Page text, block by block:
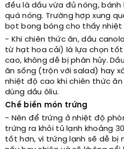
đều là dầu vừa đủ nóng,
quá nóng. Trường hợp xung
bọt bong bóng cho thấy nhiệt
- Khi chiên thức ăn, dầu
từ hạt hoa cải) là lựa chọn
cao, không dễ bị phân hủy.
ăn sống (trộn với salad) hay
nhiệt độ cao khi chiên thức
dùng dầu ôliu.
Chế biến món trứng
- Nên để trứng ở nhiệt độ
trứng ra khỏi tủ lạnh khoảng
tốt hơn, vì trứng lạnh sẽ dễ bị